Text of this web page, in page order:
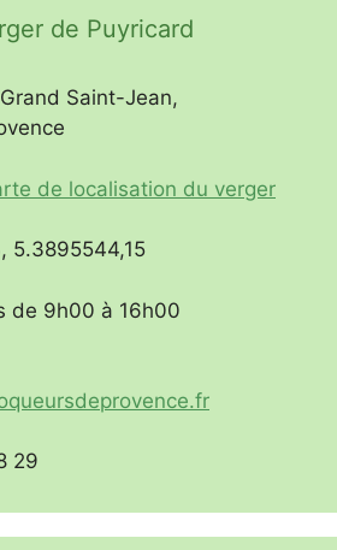
de Puyricard
Saint-Jean,
de localisation du verger
5.3895544,15
de 9h00 à 16h00
29